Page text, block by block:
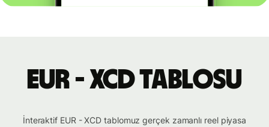
EUR - XCD tablosu
İnteraktif EUR - XCD tablomuz gerçek zamanlı reel piyasa